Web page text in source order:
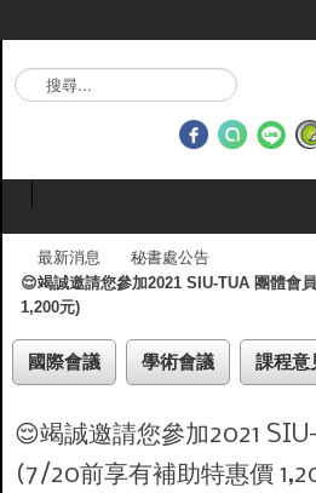
搜
尋
.
最新消息
秘書處公告
😌竭誠邀請您參加2021 SIU-TUA 團體會
1,200元)
國際會議 學術會議 課程意
😌竭誠邀請您參加2021
(7/20前享有補助特惠價